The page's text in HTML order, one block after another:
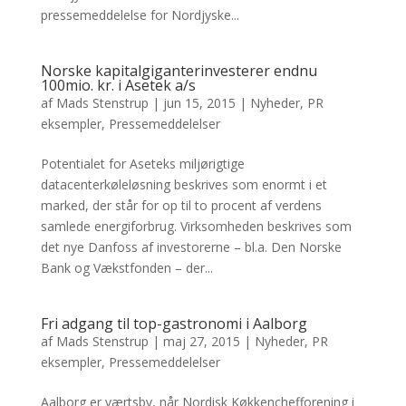
pressemeddelelse for Nordjyske...
Norske kapitalgiganterinvesterer endnu
100mio. kr. i Asetek a/s
af Mads Stenstrup | jun 15, 2015 | Nyheder, PR
eksempler, Pressemeddelelser
Potentialet for Aseteks miljørigtige
datacenterkøleløsning beskrives som enormt i et
marked, der står for op til to procent af verdens
samlede energiforbrug. Virksomheden beskrives som
det nye Danfoss af investorerne – bl.a. Den Norske
Bank og Vækstfonden – der...
Fri adgang til top-gastronomi i Aalborg
af Mads Stenstrup | maj 27, 2015 | Nyheder, PR
eksempler, Pressemeddelelser
Aalborg er værtsby, når Nordisk Køkkenchefforening i